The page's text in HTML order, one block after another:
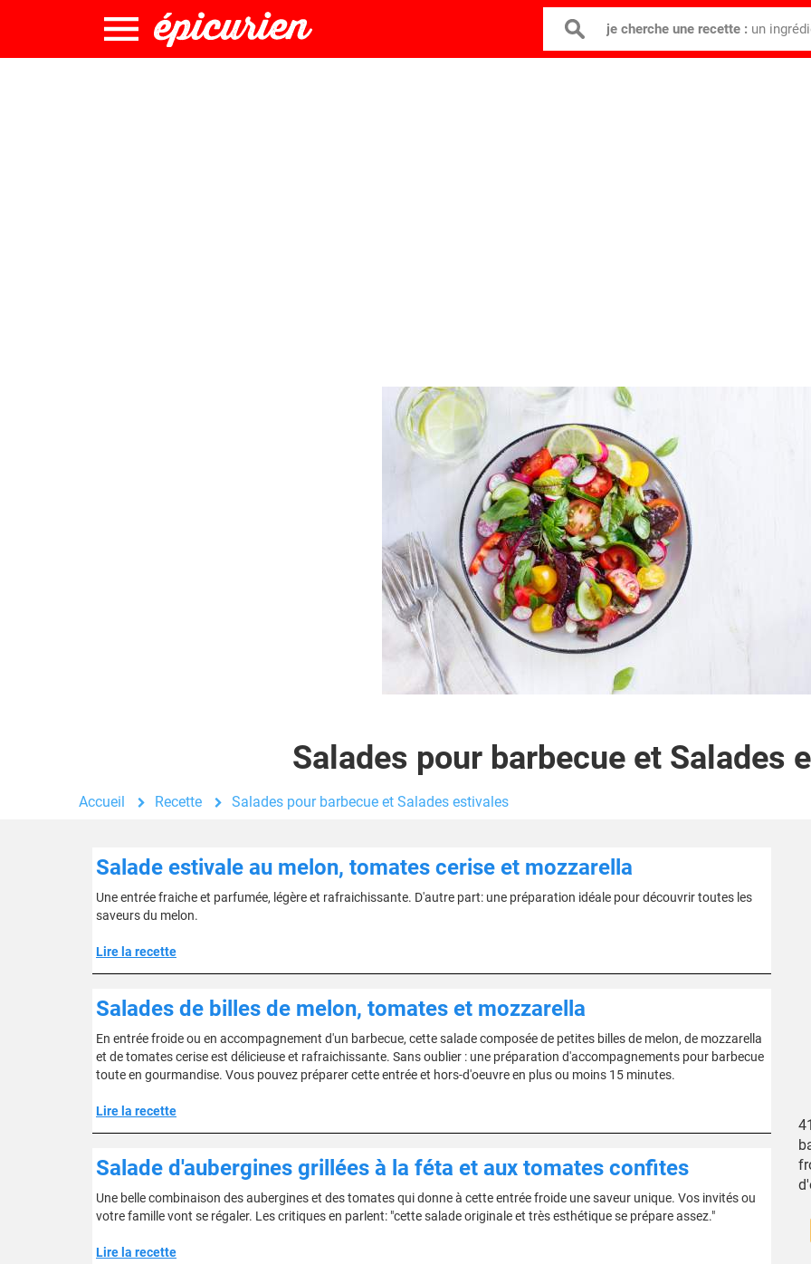
je cherche une recette : un
Salades pour barbecue et Salades
Accueil Recette Salades pour barbecue et Salades estivales
Salade estivale au melon, tomates cerise et mozzarella
Une entrée fraiche et parfumée, légère et rafraichissante. D'autre part: une préparation idéale pour découvrir toutes les
saveurs du melon.
Lire la recette
Salades de billes de melon, tomates et mozzarella
En entrée froide ou en accompagnement d'un barbecue, cette salade composée de petites billes de melon, de mozzarella
et de tomates cerise est délicieuse et rafraichissante. Sans oublier : une préparation d'accompagnements pour barbecue
toute en gourmandise. Vous pouvez préparer cette entrée et hors-d'oeuvre en plus ou moins 15 minutes.
Lire la recette
Salade d'aubergines grillées à la féta et aux tomates confites
Une belle combinaison des aubergines et des tomates qui donne à cette entrée froide une saveur unique. Vos invités ou
votre famille vont se régaler. Les critiques en parlent: "cette salade originale et très esthétique se prépare assez."
Lire la recette